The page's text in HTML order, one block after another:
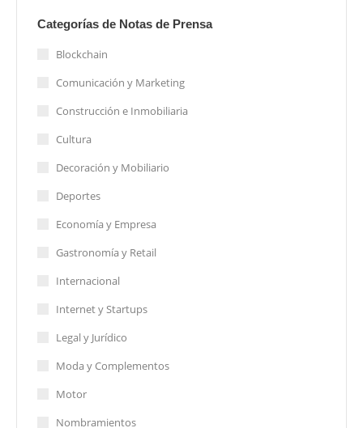
Categorías de Notas de Prensa
Blockchain
Comunicación y Marketing
Construcción e Inmobiliaria
Cultura
Decoración y Mobiliario
Deportes
Economía y Empresa
Gastronomía y Retail
Internacional
Internet y Startups
Legal y Jurídico
Moda y Complementos
Motor
Nombramientos